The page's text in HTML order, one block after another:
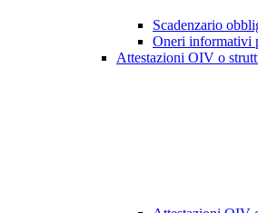
Scadenzario
Oneri informativi
Attestazioni OIV o